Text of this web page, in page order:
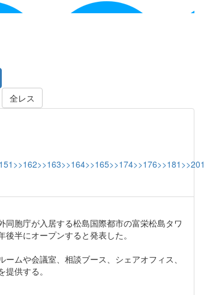
全レス
>>162>>163>>164>>165>>174>>176>>181 >>201
同胞庁が入居する松島国際都市の富栄松島タワ
半にオープンすると発表した。
ムや会議室、相談ブース、シェアオフィス、
供する。